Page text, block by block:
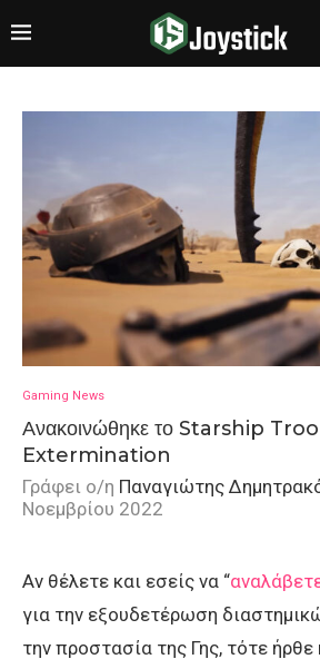
Gaming News
Ανακοινώθηκε το Starship
Extermination
Γράφει ο/η Παναγιώτης
Νοεμβρίου 2022
Αν θέλετε και εσείς να “
για την εξουδετέρωση
την προστασία της Γης, τότε